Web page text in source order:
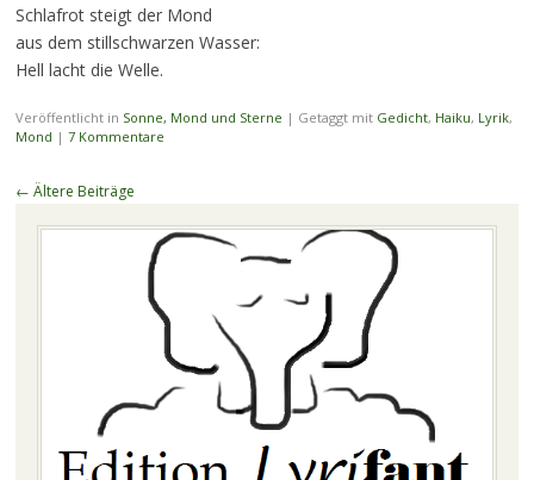
Schlafrot steigt der Mond
aus dem stillschwarzen Wasser:
Hell lacht die Welle.
Veröffentlicht in Sonne, Mond und Sterne | Getaggt mit Gedicht, Haiku, Lyrik,
Mond | 7 Kommentare
Beitragsnavigation
← Ältere Beiträge